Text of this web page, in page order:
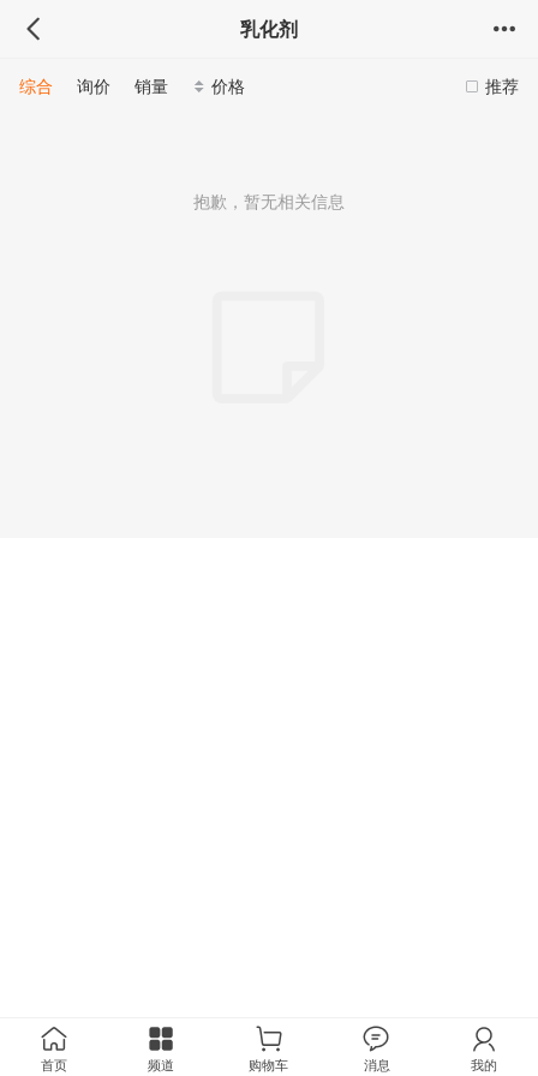
乳化剂
推荐
综合 询价 销量 价格
抱歉，暂无相关信息
首页 频道 购物车 消息 我的